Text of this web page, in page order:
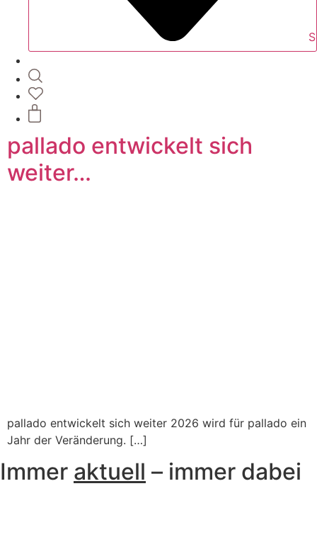
pallado entwickelt sich
weiter…
pallado entwickelt sich weiter 2026 wird für pallado ein
Jahr der Veränderung. […]
Immer aktuell – immer dabei